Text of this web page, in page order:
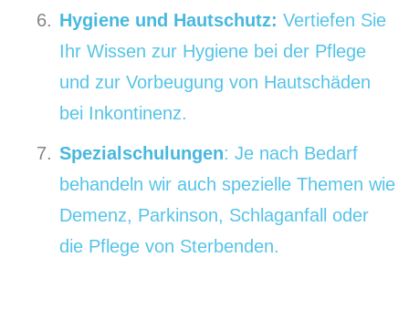
Hygiene und Hautschutz: Vertiefen Sie
Ihr Wissen zur Hygiene bei der Pflege
und zur Vorbeugung von Hautschäden
bei Inkontinenz.
Spezialschulungen: Je nach Bedarf
behandeln wir auch spezielle Themen wie
Demenz, Parkinson, Schlaganfall oder
die Pflege von Sterbenden.